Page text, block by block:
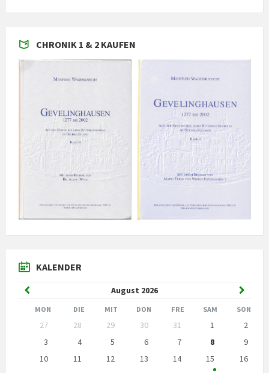
CHRONIK 1 & 2 KAUFEN
KALENDER
August 2026
Vorheriger
Monat
Monat
MON DIE MIT DON FRE SAM SON
Kalendertage
überspringen
27 28 29 30 31 1
2
3
4 5 6 7 8
9
10
11 12 13 14 15
16